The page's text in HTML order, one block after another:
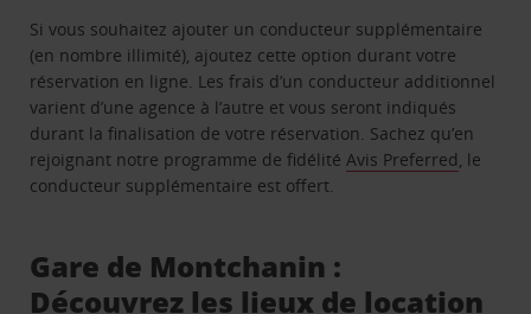
Si vous souhaitez ajouter un conducteur supplémentaire
(en nombre illimité), ajoutez cette option durant votre
réservation en ligne. Les frais d’un conducteur additionnel
varient d’une agence à l’autre et vous seront indiqués
durant la finalisation de votre réservation. Sachez qu’en
rejoignant notre programme de fidélitéAvis Preferred, le
conducteur supplémentaire est offert.
Gare de Montchanin :
Découvrez les lieux de location